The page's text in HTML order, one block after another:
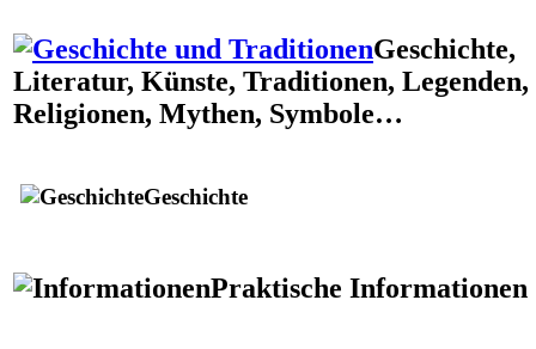
Geschichte,
Literatur, Künste, Traditionen, Legenden,
Religionen, Mythen, Symbole…
Geschichte
Praktische Informationen